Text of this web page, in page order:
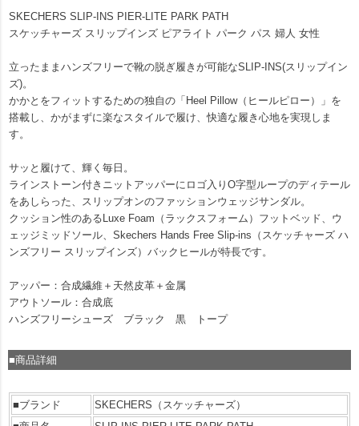
SKECHERS SLIP-INS PIER-LITE PARK PATH
スケッチャーズ スリップインズ ピアライト パーク パス 婦人 女性
立ったままハンズフリーで靴の脱ぎ履きが可能なSLIP-INS(スリップイン
ズ)。
かかとをフィットするための独自の「Heel Pillow（ヒールピロー）」を
搭載し、かがまずに楽なスタイルで履け、快適な履き心地を実現しま
す。
サッと履けて、輝く毎日。
ラインストーン付きニットアッパーにロゴ入りO字型ループのディテール
をあしらった、スリップオンのファッションウェッジサンダル。
クッション性のあるLuxe Foam（ラックスフォーム）フットベッド、ウ
ェッジミッドソール、Skechers Hands Free Slip-ins（スケッチャーズ ハ
ンズフリー スリップインズ）バックヒールが特長です。
アッパー：合成繊維＋天然皮革＋金属
アウトソール：合成底
ハンズフリーシューズ ブラック 黒 トープ
■商品詳細
■ブランド
SKECHERS（スケッチャーズ）